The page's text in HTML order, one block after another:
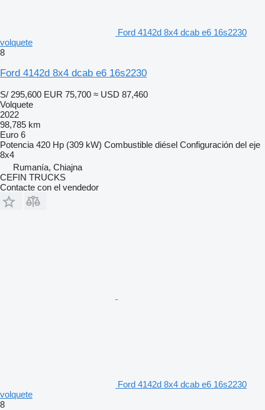
Ford 4142d 8x4 dcab e6 16s2230
volquete
8
Ford 4142d 8x4 dcab e6 16s2230
S/ 295,600 EUR 75,700 ≈ USD 87,460
Volquete
2022
98,785 km
Euro 6
Potencia 420 Hp (309 kW) Combustible diésel Configuración del eje
8x4
Rumanía, Chiajna
CEFIN TRUCKS
Contacte con el vendedor
Ford 4142d 8x4 dcab e6 16s2230
volquete
8